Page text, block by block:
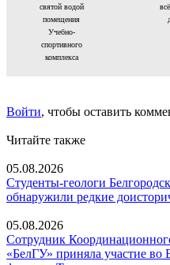
святой водой
помещения
Учебно-
спортивного
комплекса
Войти, чтобы оставить
Читайте также
05.08.2026
Студенты-геологи
обнаружили редкие
05.08.2026
Сотрудник
«БелГУ» приняла участие